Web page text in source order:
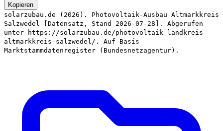
Kopieren
solarzubau.de (2026). Photovoltaik-Ausbau Altmarkkreis
Salzwedel [Datensatz, Stand 2026-07-28]. Abgerufen
unter https://solarzubau.de/photovoltaik-landkreis-
altmarkkreis-salzwedel/. Auf Basis
Marktstammdatenregister (Bundesnetzagentur).